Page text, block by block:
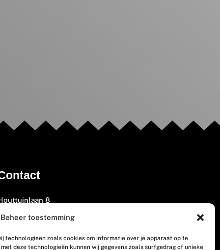
Beheer toestemming
technologieën zoals cookies om informatie over je apparaat op te
deze technologieën kunnen wij gegevens zoals surfgedrag of unieke
8
3447 GM Woerden
(0348) 405 200